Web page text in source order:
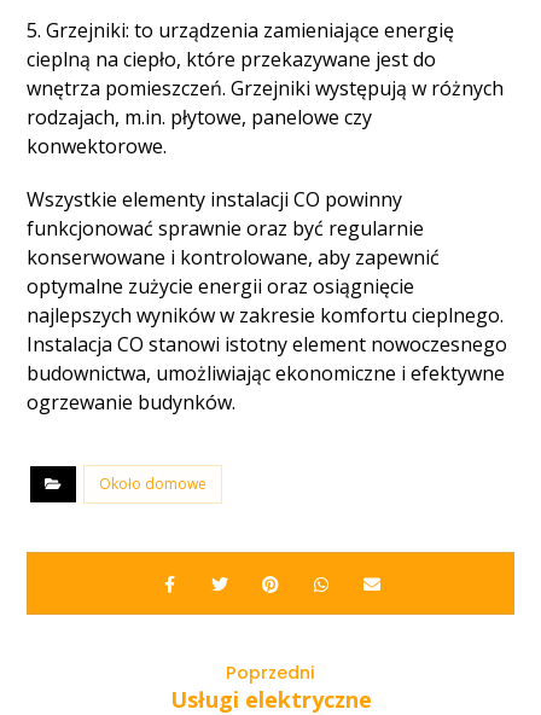
5. Grzejniki: to urządzenia zamieniające energię
cieplną na ciepło, które przekazywane jest do
wnętrza pomieszczeń. Grzejniki występują w różnych
rodzajach, m.in. płytowe, panelowe czy
konwektorowe.
Wszystkie elementy instalacji CO powinny
funkcjonować sprawnie oraz być regularnie
konserwowane i kontrolowane, aby zapewnić
optymalne zużycie energii oraz osiągnięcie
najlepszych wyników w zakresie komfortu cieplnego.
Instalacja CO stanowi istotny element nowoczesnego
budownictwa, umożliwiając ekonomiczne i efektywne
ogrzewanie budynków.
Około domowe
Poprzedni
Usługi elektryczne